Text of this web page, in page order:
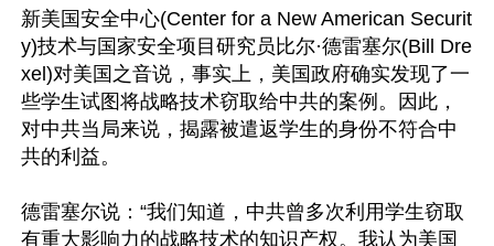
新美国安全中心(Center for a New American Securit
y)技术与国家安全项目研究员比尔·德雷塞尔(Bill Dre
xel)对美国之音说，事实上，美国政府确实发现了一
些学生试图将战略技术窃取给中共的案例。因此，
对中共当局来说，揭露被遣返学生的身份不符合中
共的利益。
德雷塞尔说：“我们知道，中共曾多次利用学生窃取
有重大影响力的战略技术的知识产权。我认为美国